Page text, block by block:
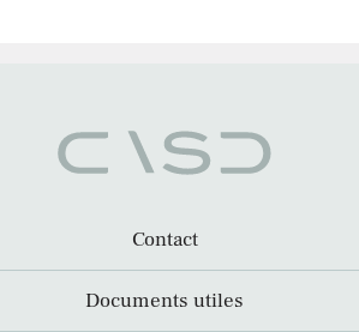
Contact
Documents utiles